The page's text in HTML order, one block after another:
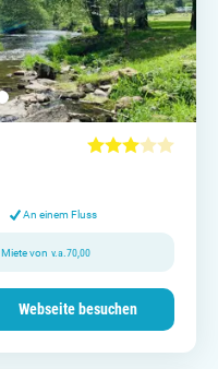
An einem Fluss
Miete von v.a. 70,00
Webseite besuchen